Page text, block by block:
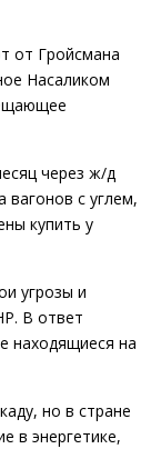
от Гройсмана
Насаликом
через ж/д
с углем,
купить у
угрозы и
В ответ
находящиеся на
но в стране
в энергетике,